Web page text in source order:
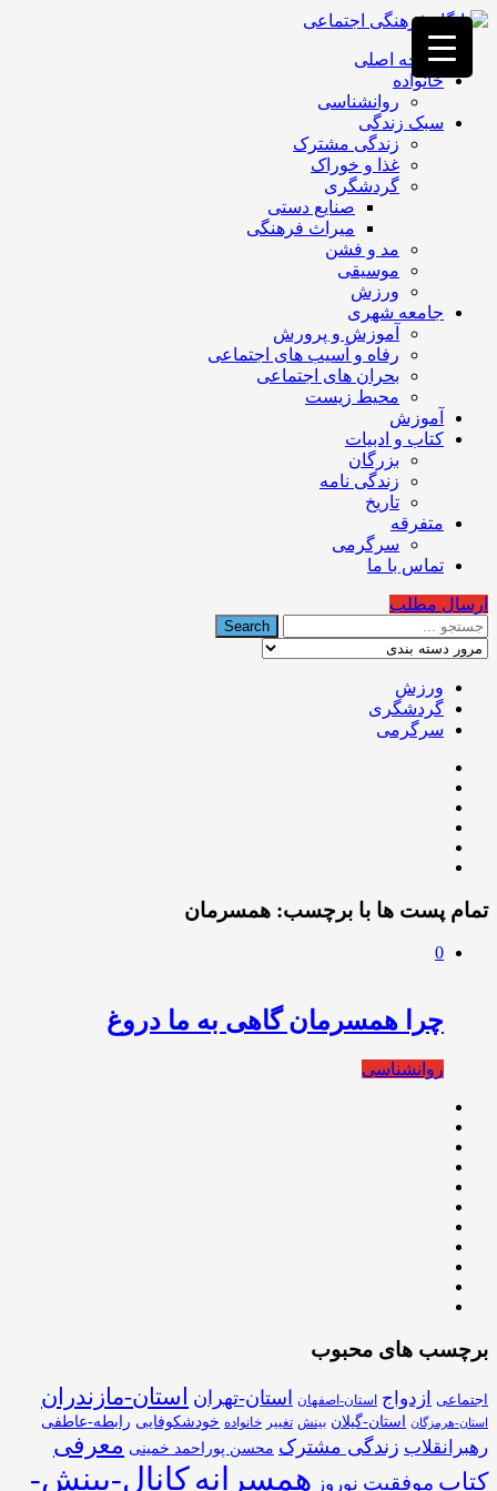
فصد
خون
غرب
تهران
خشکشویی
تصفیه
تهران
صفحه اصلی
خانواده
روانشناسی
سبک زندگی
زندگی مشترک
غذا و خوراک
گردشگری
صنایع دستی
میراث فرهنگی
مد و فشن
موسیقی
ورزش
جامعه شهری
آموزش و پرورش
رفاه و آسیب های اجتماعی
بحران های اجتماعی
محیط زیست
آموزش
کتاب و ادبیات
بزرگان
زندگی نامه
تاریخ
متفرقه
سرگرمی
تماس با ما
ارسال مطلب
ورزش
گردشگری
سرگرمی
تمام پست ها با برچسب: همسرمان
0
چرا همسرمان گاهی به ما دروغ
روانشناسی
برچسب های محبوب
اجتماعی ازدواج استان-اصفهان استان-تهران استان-مازندران
استان-هرمزگان استان-گیلان بینش تغییر خانواده خودشکوفایی رابطه-عاطفی
رهبرانقلاب زندگی مشترک محسن پوراحمد خمینی معرفی
کتاب موفقیت نوروز همسرانهکانال-بینش-